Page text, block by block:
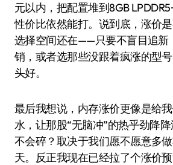
元以内，把配置堆到8GB
性价比依然能打。说到底，涨价
选择空间还在——只要不盲目追新
销，或者选那些没跟着疯涨的型
头好。
最后我想说，内存涨价更像是给
水，让那股“无脑冲”的热乎劲降
不会碎？取决于我们愿不愿意多
天。反正我现在已经拉了个涨价